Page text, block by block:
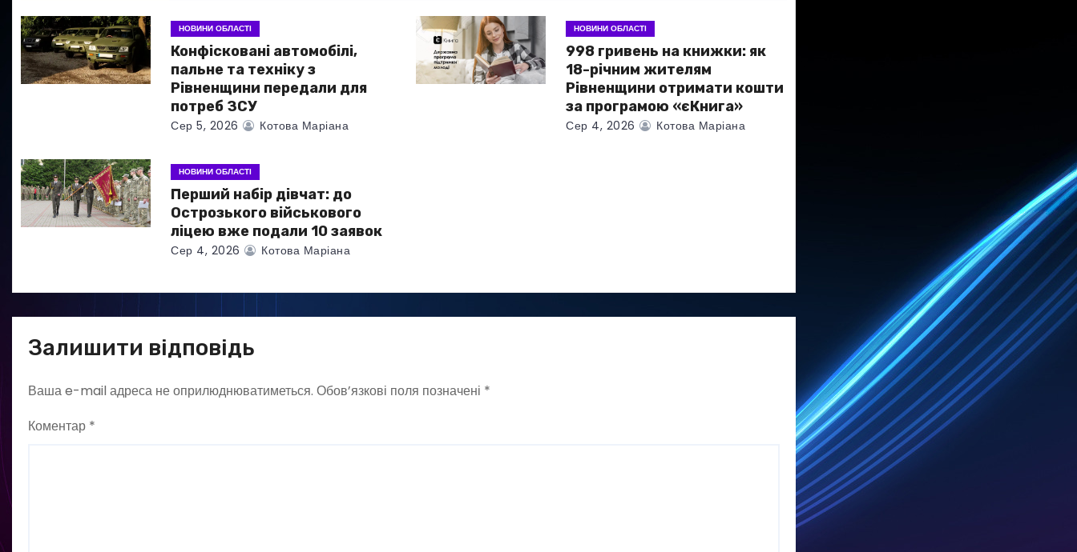
з
а
п
і
в
НОВИНИ ОБЛАСТІ
Конфісковані автомобілі,
пальне та техніку з
Рівненщини передали для
потреб ЗСУ
Сер 5, 2026 Котова Маріана
НОВИНИ ОБЛАСТІ
998 гривень на книжки: як
18-річним жителям
Рівненщини отримати кошти
за програмою «єКнига»
Сер 4, 2026 Котова Маріана
НОВИНИ ОБЛАСТІ
Перший набір дівчат: до
Острозького військового
ліцею вже подали 10 заявок
Сер 4, 2026 Котова Маріана
Залишити відповідь
Ваша e-mail адреса не оприлюднюватиметься. Обов’язкові поля позначені *
Коментар *